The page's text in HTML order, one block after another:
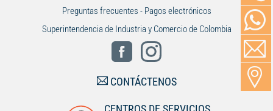
Preguntas frecuentes - Pagos electrónicos
Superintendencia de Industria y Comercio de Colombia
CONTÁCTENOS